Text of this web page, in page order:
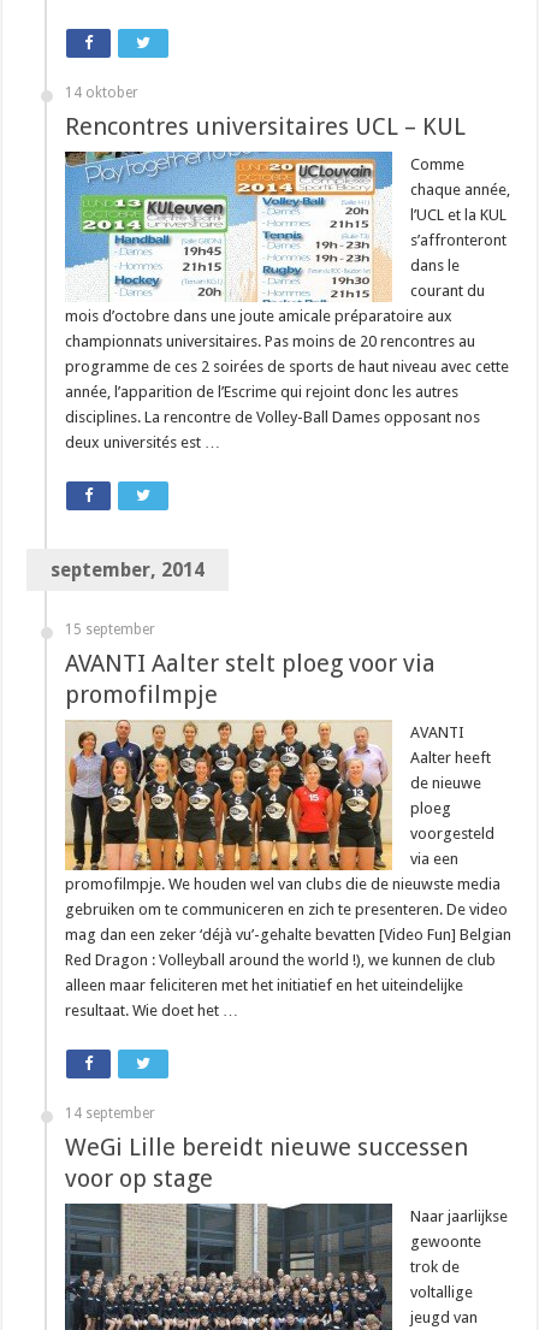
14 oktober
Rencontres universitaires UCL – KUL
Comme
chaque année,
l’UCL et la KUL
s’affronteront
dans le
courant du
mois d’octobre dans une joute amicale préparatoire aux
championnats universitaires. Pas moins de 20 rencontres au
programme de ces 2 soirées de sports de haut niveau avec cette
année, l’apparition de l’Escrime qui rejoint donc les autres
disciplines. La rencontre de Volley-Ball Dames opposant nos
deux universités est …
september, 2014
15 september
AVANTI Aalter stelt ploeg voor via
promofilmpje
AVANTI
Aalter heeft
de nieuwe
ploeg
voorgesteld
via een
promofilmpje. We houden wel van clubs die de nieuwste media
gebruiken om te communiceren en zich te presenteren. De video
mag dan een zeker ‘déjà vu’-gehalte bevatten [Video Fun] Belgian
Red Dragon : Volleyball around the world !), we kunnen de club
alleen maar feliciteren met het initiatief en het uiteindelijke
resultaat. Wie doet het …
14 september
WeGi Lille bereidt nieuwe successen
voor op stage
Naar jaarlijkse
gewoonte
trok de
voltallige
jeugd van